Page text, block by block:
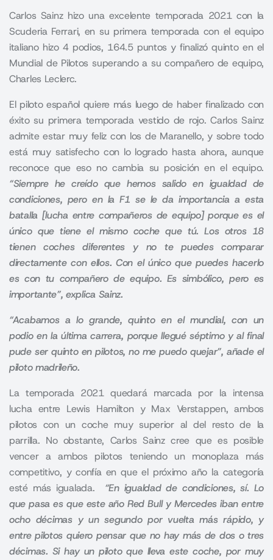
Carlos Sainz hizo una excelente temporada 2021 con la
Scuderia Ferrari, en su primera temporada con el equipo
italiano hizo 4 podios, 164.5 puntos y finalizó quinto en el
Mundial de Pilotos superando a su compañero de equipo,
Charles Leclerc.
El piloto español quiere más luego de haber finalizado con
éxito su primera temporada vestido de rojo. Carlos Sainz
admite estar muy feliz con los de Maranello, y sobre todo
está muy satisfecho con lo logrado hasta ahora, aunque
reconoce que eso no cambia su posición en el equipo.
“Siempre he creído que hemos salido en igualdad de
condiciones, pero en la F1 se le da importancia a esta
batalla [lucha entre compañeros de equipo] porque es el
único que tiene el mismo coche que tú. Los otros 18
tienen coches diferentes y no te puedes comparar
directamente con ellos. Con el único que puedes hacerlo
es con tu compañero de equipo. Es simbólico, pero es
importante”, explica Sainz.
“Acabamos a lo grande, quinto en el mundial, con un
podio en la última carrera, porque llegué séptimo y al final
pude ser quinto en pilotos, no me puedo quejar”, añade el
piloto madrileño.
La temporada 2021 quedará marcada por la intensa
lucha entre Lewis Hamilton y Max Verstappen, ambos
pilotos con un coche muy superior al del resto de la
parrilla. No obstante, Carlos Sainz cree que es posible
vencer a ambos pilotos teniendo un monoplaza más
competitivo, y confía en que el próximo año la categoría
esté más igualada.
“En igualdad de condiciones, sí. Lo
que pasa es que este año Red Bull y Mercedes iban entre
ocho décimas y un segundo por vuelta más rápido, y
entre pilotos quiero pensar que no hay más de dos o tres
décimas. Si hay un piloto que lleva este coche, por muy